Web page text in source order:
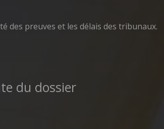
des preuves et les délais des tribunaux.
du dossier